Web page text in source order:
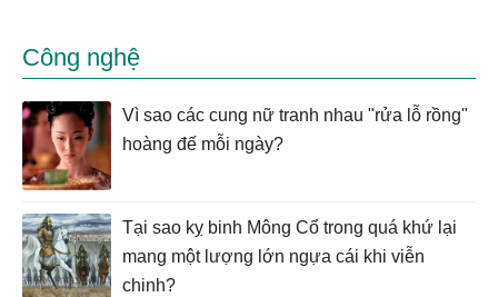
Công nghệ
Vì sao các cung nữ tranh nhau "rửa lỗ rồng"
hoàng đế mỗi ngày?
Tại sao kỵ binh Mông Cổ trong quá khứ lại
mang một lượng lớn ngựa cái khi viễn
chinh?